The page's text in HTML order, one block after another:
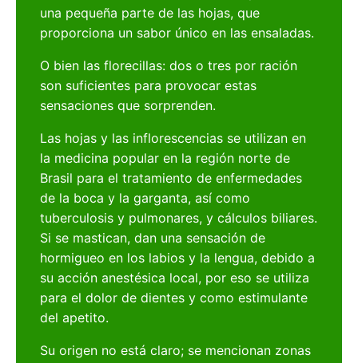
una pequeña parte de las hojas, que
proporciona un sabor único en las ensaladas.
O bien las florecillas: dos o tres por ración
son suficientes para provocar estas
sensaciones que sorprenden.
Las hojas y las inflorescencias se utilizan en
la medicina popular en la región norte de
Brasil para el tratamiento de enfermedades
de la boca y la garganta, así como
tuberculosis y pulmonares, y cálculos biliares.
Si se mastican, dan una sensación de
hormigueo en los labios y la lengua, debido a
su acción anestésica local, por eso se utiliza
para el dolor de dientes y como estimulante
del apetito.
Su origen no está claro; se mencionan zonas